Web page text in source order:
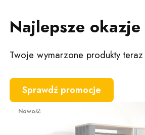
Najlepsze okazje
Twoje wymarzone produkty
Sprawdź promocje
Nowość